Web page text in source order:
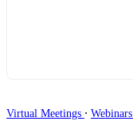
Virtual Meetings ∙ Webinars